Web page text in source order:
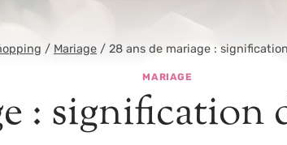
/ Mariage / 28 ans de mariage :
MARIAGE
: signification